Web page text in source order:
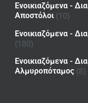
Ενοικιαζόμενα -
Αποστόλοι (10)
Ενοικιαζόμενα -
(180)
Ενοικιαζόμενα -
Αλμυροπόταμος (8)